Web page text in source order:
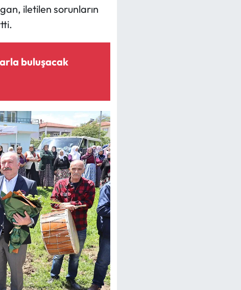
iletilen sorunların
buluşacak